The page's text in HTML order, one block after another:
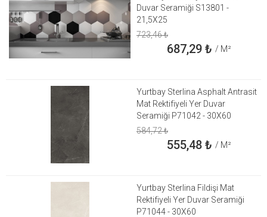
Duvar Seramiği S13801 -
21,5X25
723,46₺
687,29₺ / M²
Yurtbay Sterlina Asphalt Antrasit
Mat Rektifiyeli Yer Duvar
Seramiği P71042 - 30X60
584,72₺
555,48₺ / M²
Yurtbay Sterlina Fildişi Mat
Rektifiyeli Yer Duvar Seramiği
P71044 - 30X60